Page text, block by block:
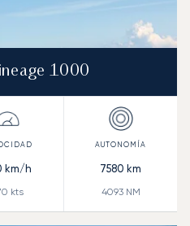
1000
km/h
kts
7580 km
4093NM